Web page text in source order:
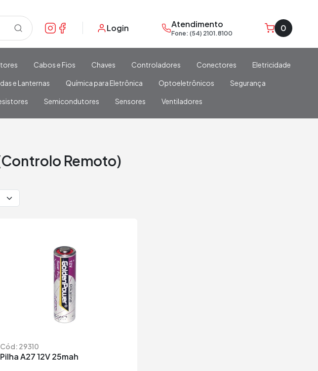
Login Atendimento
Fone: (54) 2101.8100 0
Cabos e Fios Chaves Controladores Conectores Eletricidade
e Lanternas Química para Eletrônica Optoeletrônicos Segurança
Semicondutores Sensores Ventiladores
Remoto)
Cód: 29310
Pilha A27 12V 25mah